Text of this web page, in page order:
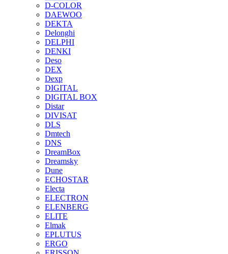
D-COLOR
DAEWOO
DEKTA
Delonghi
DELPHI
DENKI
Deso
DEX
Dexp
DIGITAL
DIGITAL BOX
Distar
DIVISAT
DLS
Dmtech
DNS
DreamBox
Dreamsky
Dune
ECHOSTAR
Electa
ELECTRON
ELENBERG
ELITE
Elmak
EPLUTUS
ERGO